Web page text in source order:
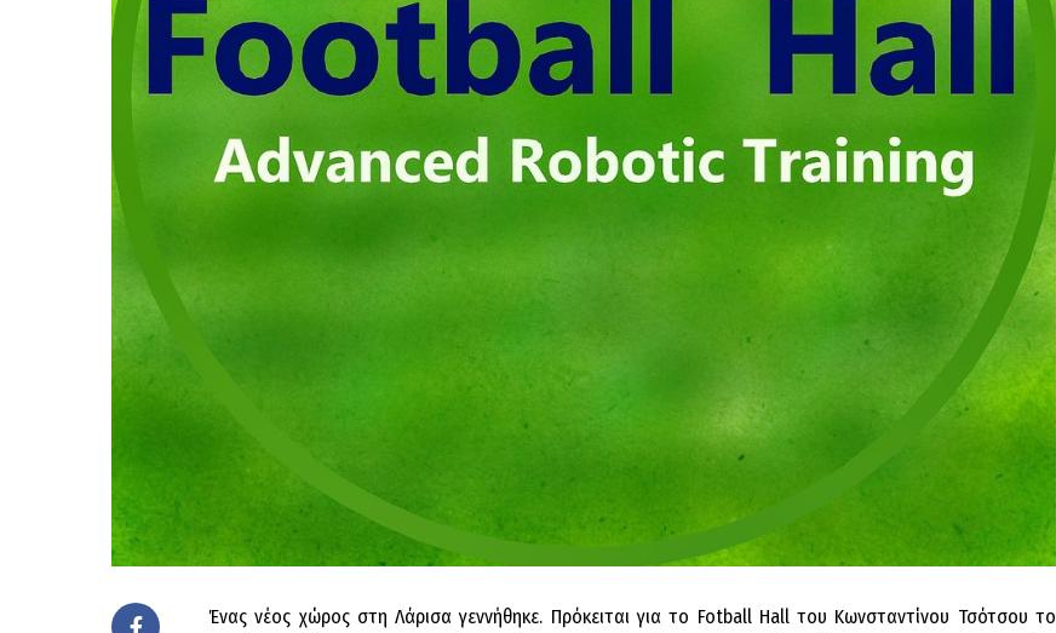
Ένας νέος χώρος στη Λάρισα γεννήθηκε. Πρόκειται για το Fotball Hall του Κωνσταντίνου Τσότσου το